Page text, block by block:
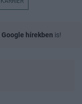
Google hírekben is!